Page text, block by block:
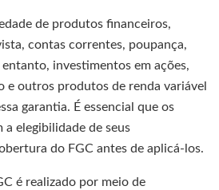
de produtos financeiros,
contas correntes, poupança,
entanto, investimentos em ações,
e outros produtos de renda variável
garantia. É essencial que os
elegibilidade de seus
do FGC antes de aplicá-los.
é realizado por meio de